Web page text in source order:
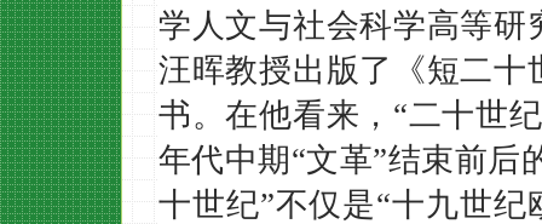
学人文与社会科学高等
汪晖教授出版了《短二
书。在他看来，“二十世
年代中期“文革”结束前后
十世纪”不仅是“十九世